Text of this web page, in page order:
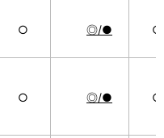
○ ◎/● ○
○ ◎/● ○